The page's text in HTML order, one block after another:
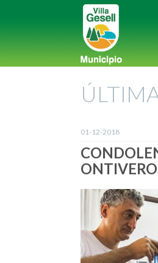
01-12-2018